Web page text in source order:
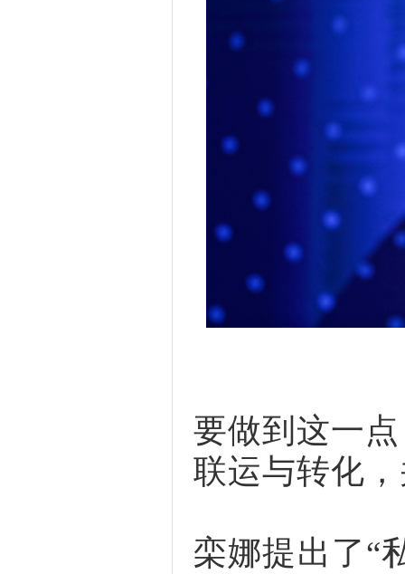
要做到这一
联运与转化
栾娜提出了“